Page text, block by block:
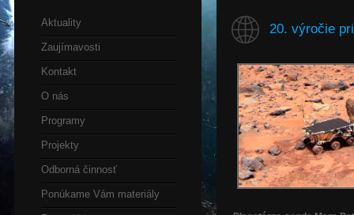
Aktuality
Zaujímavosti
Kontakt
O nás
Programy
Projekty
Odborná činnosť
Ponúkame Vám materiály
20. výročie